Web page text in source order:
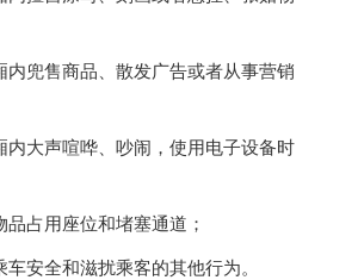
内兜售商品、散发广告或者从事营销
内大声喧哗、吵闹，使用电子设备时
品占用座位和堵塞通道；
车安全和滋扰乘客的其他行为。